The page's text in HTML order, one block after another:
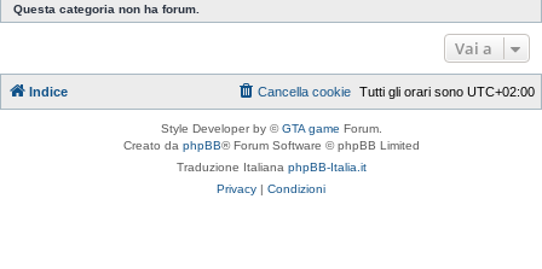
Questa categoria non ha forum.
Vai a
Indice Tutti gli orari sono UTC+02:00
Cancella cookie
Style Developer by ©GTA game Forum.
Creato da phpBB® Forum Software © phpBB Limited
Traduzione Italiana phpBB-Italia.it
Privacy | Condizioni